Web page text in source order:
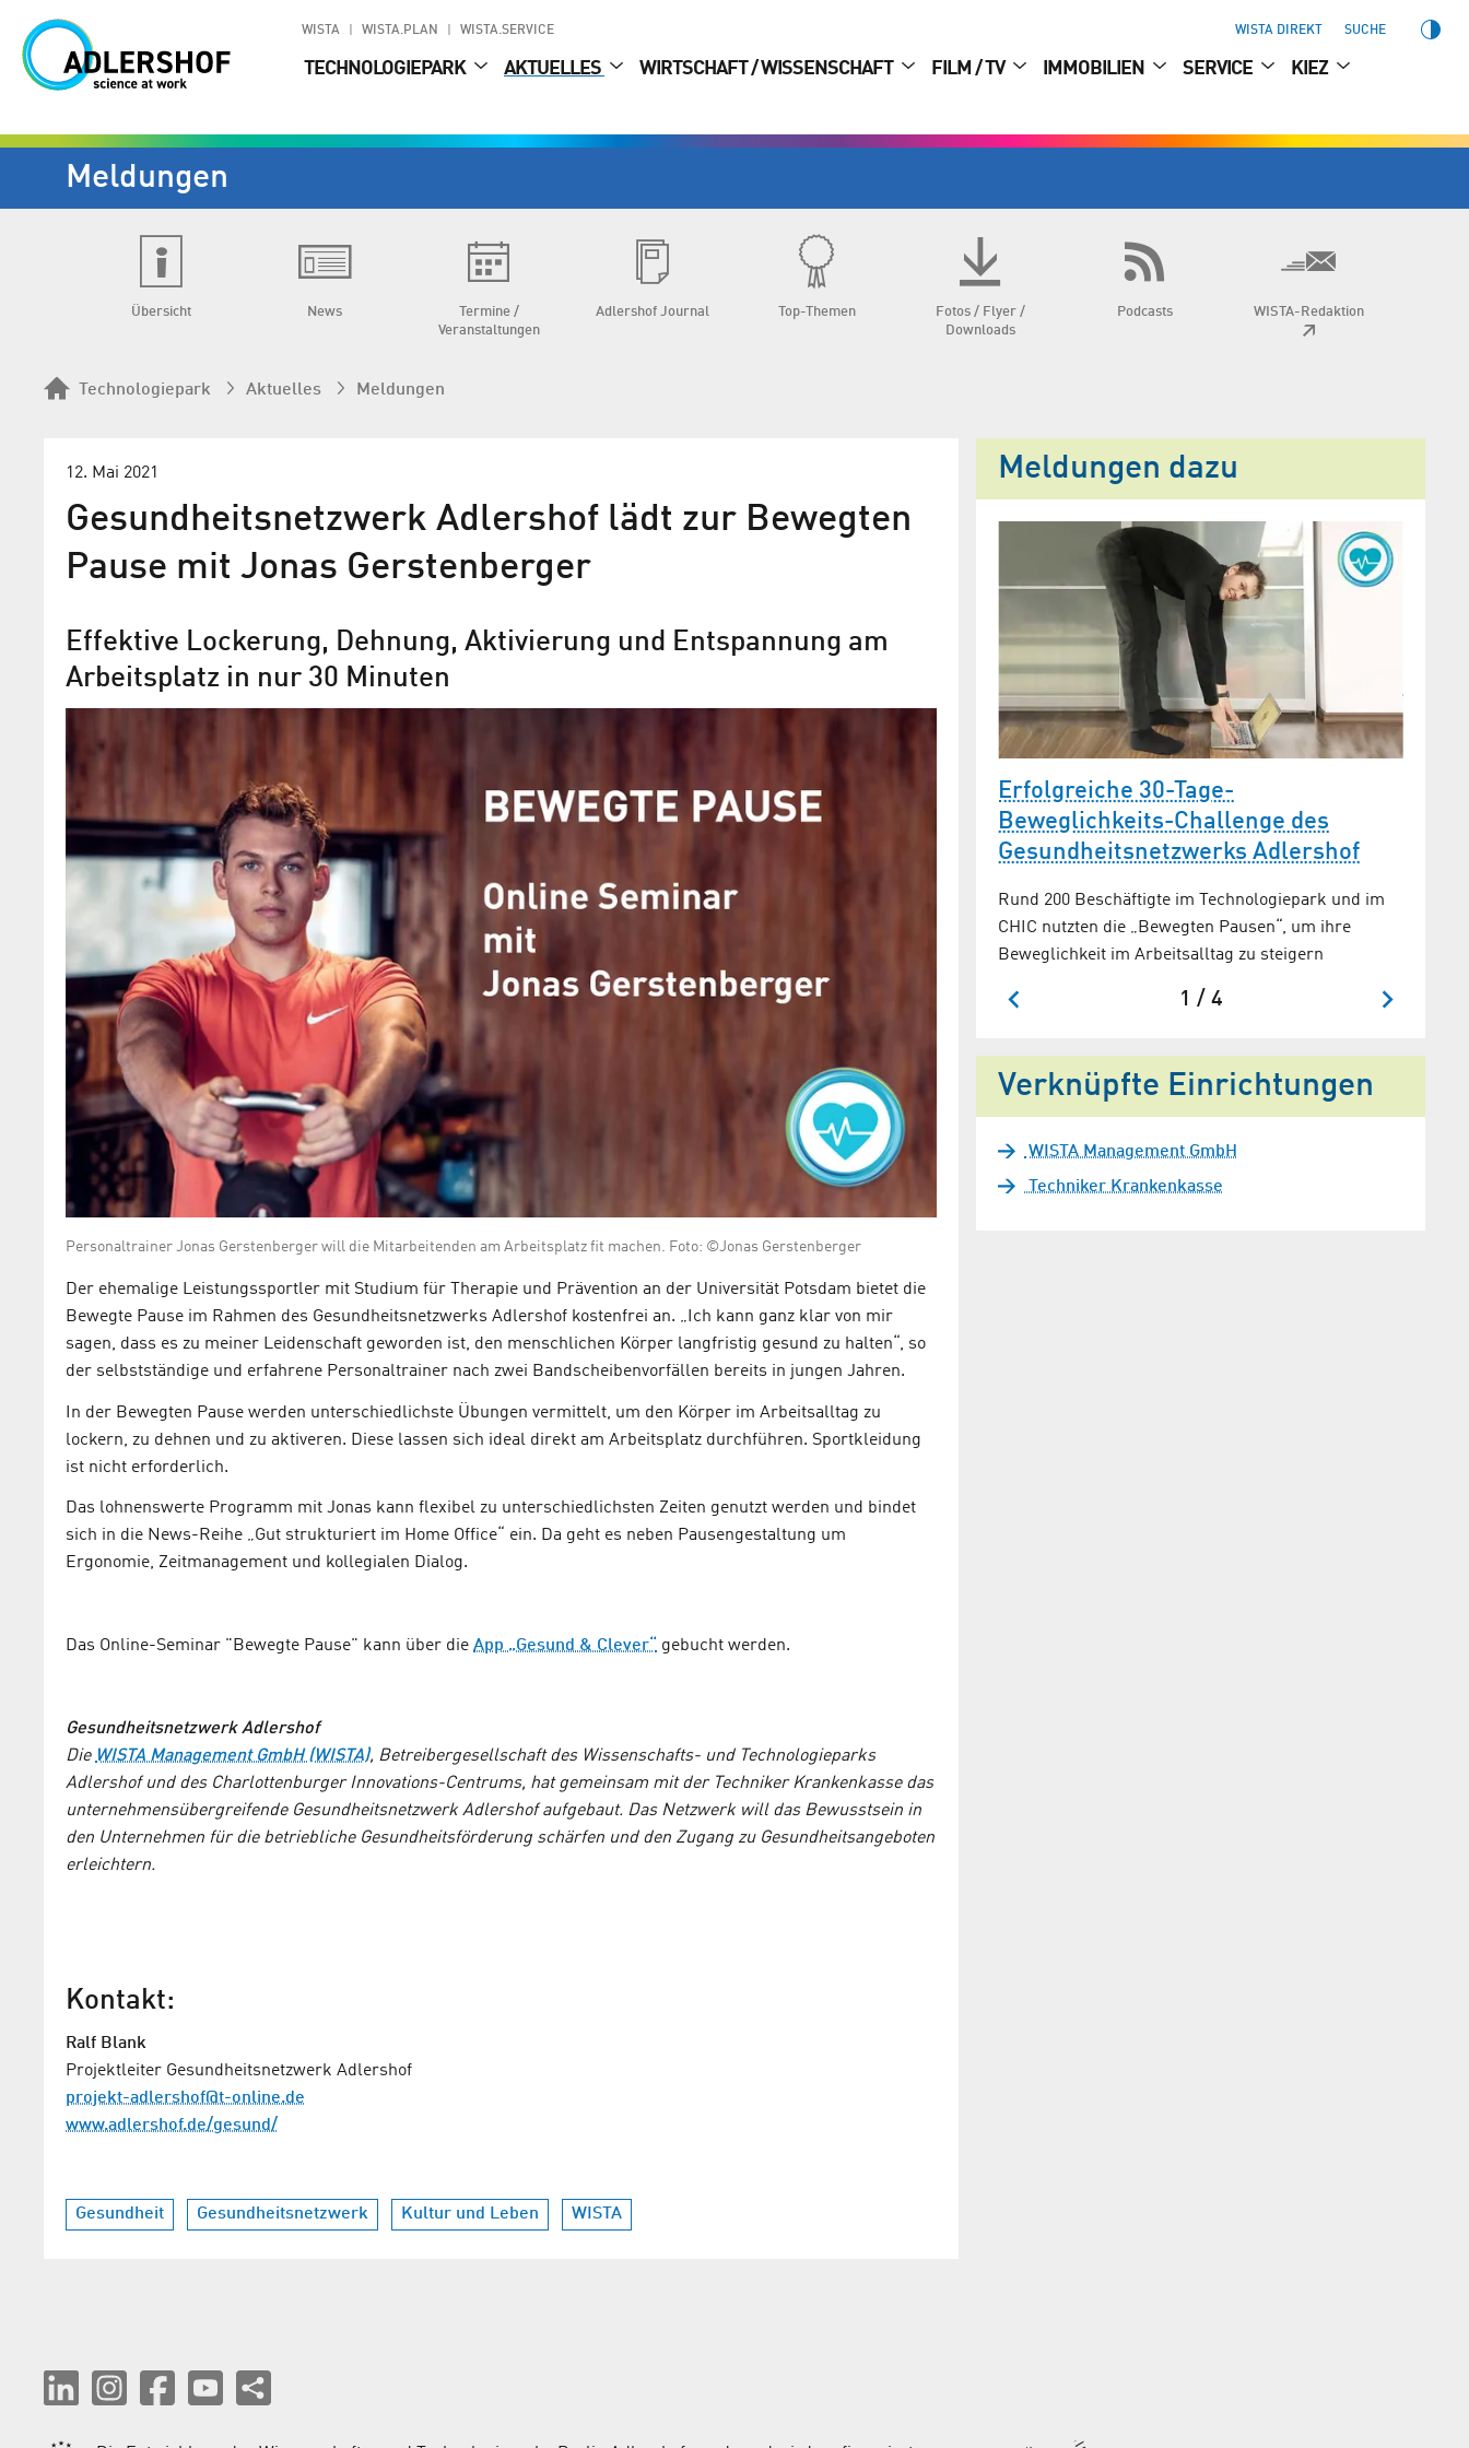
WISTA WISTA.PLAN WISTA.SERVICE WISTA DIREKT SUCHE
TECHNOLOGIEPARK AKTUELLES WIRTSCHAFT / WISSENSCHAFT FILM / TV IMMOBILIEN SERVICE KIEZ
Meldungen
Übersicht News
Termine /
Veranstaltungen
Adlershof Journal Top-Themen
Fotos / Flyer /
Downloads
Podcasts WISTA-Redaktion
Technologiepark Aktuelles Meldungen
12. Mai 2021
Gesundheitsnetzwerk Adlershof lädt zur Bewegten
Pause mit Jonas Gerstenberger
Effektive Lockerung, Dehnung, Aktivierung und Entspannung am
Arbeitsplatz in nur 30 Minuten
Personaltrainer Jonas Gerstenberger will die Mitarbeitenden am Arbeitsplatz fit machen. Foto: ©Jonas Gerstenberger
Der ehemalige Leistungssportler mit Studium für Therapie und Prävention an der Universität Potsdam bietet die
Bewegte Pause im Rahmen des Gesundheitsnetzwerks Adlershof kostenfrei an. „Ich kann ganz klar von mir
sagen, dass es zu meiner Leidenschaft geworden ist, den menschlichen Körper langfristig gesund zu halten“, so
der selbstständige und erfahrene Personaltrainer nach zwei Bandscheibenvorfällen bereits in jungen Jahren.
In der Bewegten Pause werden unterschiedlichste Übungen vermittelt, um den Körper im Arbeitsalltag zu
lockern, zu dehnen und zu aktiveren. Diese lassen sich ideal direkt am Arbeitsplatz durchführen. Sportkleidung
ist nicht erforderlich.
Das lohnenswerte Programm mit Jonas kann flexibel zu unterschiedlichsten Zeiten genutzt werden und bindet
sich in die News-Reihe „Gut strukturiert im Home Office“ ein. Da geht es neben Pausengestaltung um
Ergonomie, Zeitmanagement und kollegialen Dialog.
Das Online-Seminar "Bewegte Pause" kann über die App „Gesund & Clever“ gebucht werden.
Gesundheitsnetzwerk Adlershof
Die WISTA Management GmbH (WISTA), Betreibergesellschaft des Wissenschafts- und Technologieparks
Adlershof und des Charlottenburger Innovations-Centrums, hat gemeinsam mit der Techniker Krankenkasse das
unternehmensübergreifende Gesundheitsnetzwerk Adlershof aufgebaut. Das Netzwerk will das Bewusstsein in
den Unternehmen für die betriebliche Gesundheitsförderung schärfen und den Zugang zu Gesundheits­angeboten
erleichtern.
Kontakt:
Ralf Blank
Projektleiter Gesundheitsnetzwerk Adlershof
projekt-adlershof@t-online.de
www.adlershof.de/gesund/
Gesundheit Gesundheitsnetzwerk Kultur und Leben WISTA
Meldungen dazu
Erfolgsfaktoren für gesundes
Arbeiten in der digitalen Arbeitswelt
Ergebnisse der #whatsnext2020 Studie sind online
in der 3D-Ergebniswelt verfügbar
Arbeitssituation und Psyche aus?
Erfolgreiche 30-Tage-
Beweglichkeits-Challenge des
Gesundheitsnetzwerks Adlershof
Rund 200 Beschäftigte im Technologiepark und im
CHIC nutzten die „Bewegten Pausen“, um ihre
Beweglichkeit im Arbeitsalltag zu steigern
Das
1 / 4
Verknüpfte Einrichtungen
WISTA Management GmbH
Techniker Krankenkasse